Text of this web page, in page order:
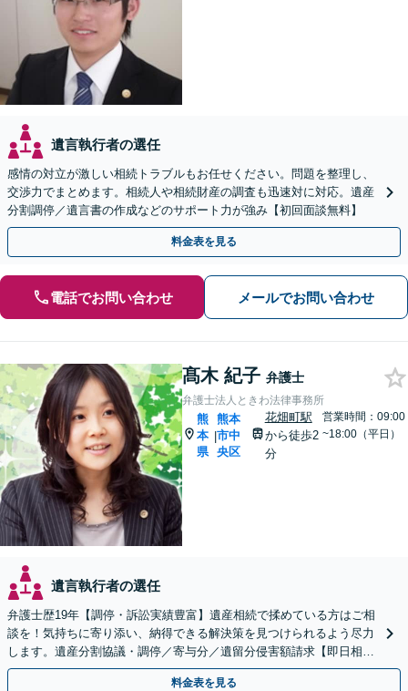
遺言執行者の選任
感情の対立が激しい相続トラブルもお任せください。問題を整理し、
交渉力でまとめます。相続人や相続財産の調査も迅速対に対応。遺産
分割調停／遺言書の作成などのサポート力が強み【初回面談無料】
料金表を見る
電話でお問い合わせ メールでお問い合わせ
髙木 紀子 弁護士
弁護士法人ときわ法律事務所
熊
本
県
|
熊本
市中
央区
花畑町駅
から徒歩2
分
営業時間：09:00
~18:00（平日）
遺言執行者の選任
弁護士歴19年【調停・訴訟実績豊富】遺産相続で揉めている方はご相
談を！気持ちに寄り添い、納得できる解決策を見つけられるよう尽力
します。遺産分割協議・調停／寄与分／遺留分侵害額請求【即日相談
可】【初回相談無料】【オンライン相談可】
料金表を見る